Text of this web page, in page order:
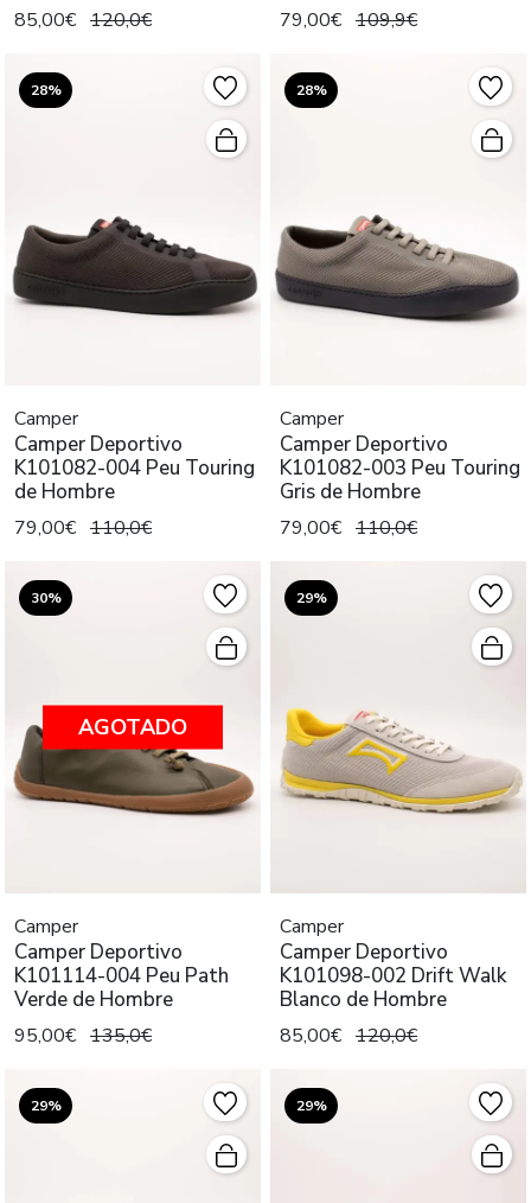
85,00€ 120,0€ 79,00€ 109,9€
28%
Camper
Camper Deportivo
K101082-004 Peu Touring
de Hombre
79,00€ 110,0€
28%
Camper
Camper Deportivo
K101082-003 Peu Touring
Gris de Hombre
79,00€ 110,0€
30%
AGOTADO
Camper
Camper Deportivo
K101114-004 Peu Path
Verde de Hombre
95,00€ 135,0€
29%
Camper
Camper Deportivo
K101098-002 Drift Walk
Blanco de Hombre
85,00€ 120,0€
29% 29%